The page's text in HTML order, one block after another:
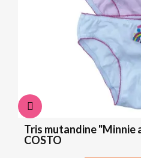
Tris mutandine "Minnie
COSTO